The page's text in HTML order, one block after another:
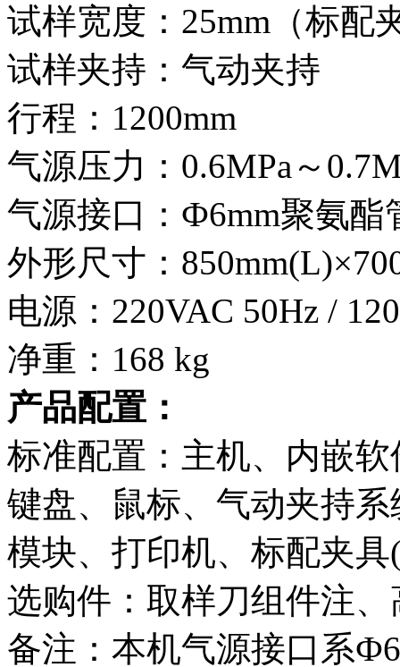
试样宽度：25mm（标配
试样夹持：气动夹持
行程：1200mm
气源压力：0.6MPa～
气源接口：Ф6mm聚氨酯
外形尺寸：
电源：220VAC 50Hz /
净重：168 kg
产品配置：
标准配置：主机、内嵌
键盘、鼠标、气动夹持
模块、打印机、标配夹具
选购件：取样刀组件注
备注：本机气源接口系